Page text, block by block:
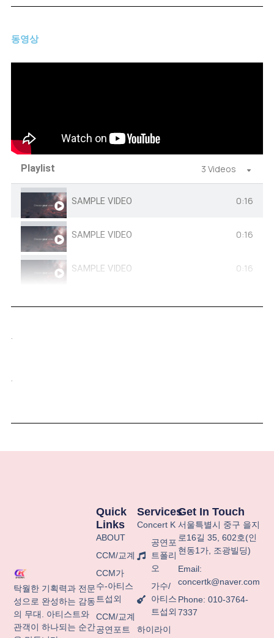
동영상
Playlist 3 Videos
SAMPLE VIDEO 0:16
SAMPLE VIDEO 0:16
SAMPLE VIDEO 0:16
.
.
탁월한 기획력과 전문
성으로 완성하는 감동
의 무대. 아티스트와
관객이 하나되는 순간
Services
Concert K
공연포
트폴리
오
가수/
아티스
트섭외
하이라이
Quick
Links
ABOUT
CCM/교계
CCM가
수-아티스
트섭외
CCM/교계
공연포트
Get In Touch
서울특별시 중구 을지
로16길 35, 602호(인
현동1가, 조광빌딩)
Email:
concertk@naver.com
Phone: 010-3764-
7337